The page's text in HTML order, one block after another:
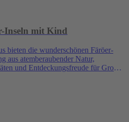
Inseln mit Kind
bieten die wunderschönen Färöer-
aus atemberaubender Natur,
und Entdeckungsfreude für Groß